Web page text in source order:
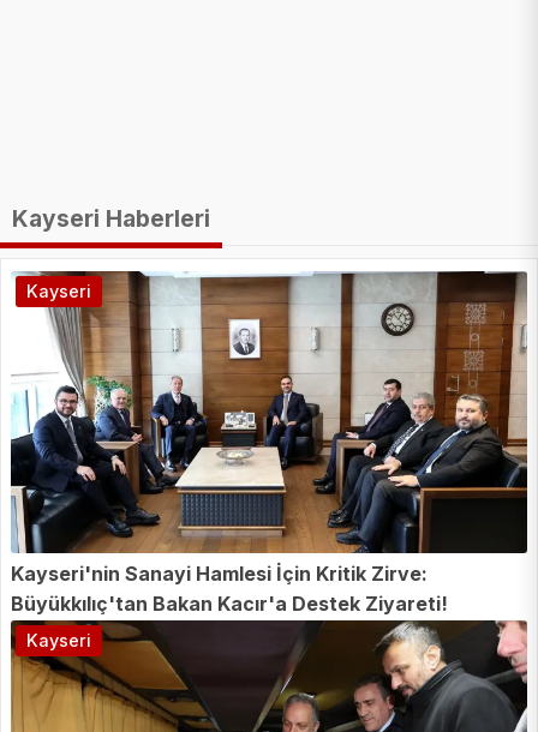
Kayseri Haberleri
Kayseri'nin Sanayi Hamlesi İçin Kritik Zirve:
Büyükkılıç'tan Bakan Kacır'a Destek Ziyareti!
Kayseri
Kayseri